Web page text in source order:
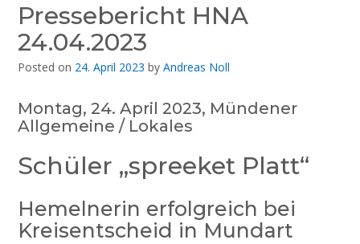
Pressebericht HNA
24.04.2023
Posted on 24. April 2023 by Andreas Noll
Montag, 24. April 2023, Mündener
Allgemeine / Lokales
Schüler „spreeket Platt“
Hemelnerin erfolgreich bei
Kreisentscheid in Mundart